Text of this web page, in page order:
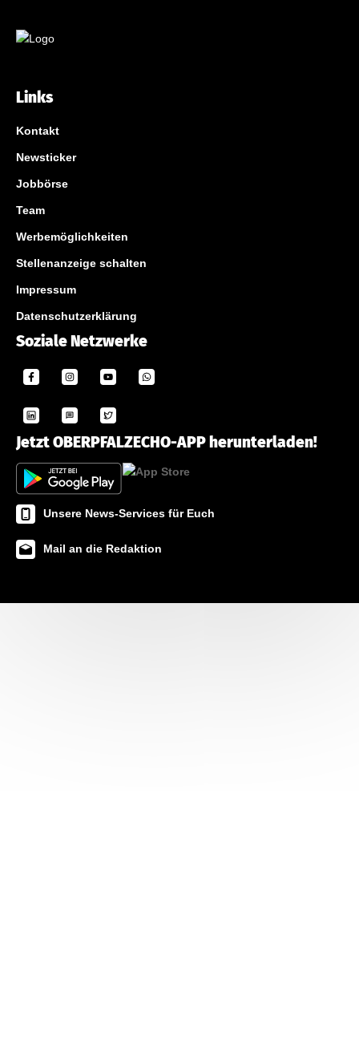
Links
Kontakt
Newsticker
Jobbörse
Team
Werbemöglichkeiten
Stellenanzeige schalten
Impressum
Datenschutzerklärung
Soziale Netzwerke
Jetzt OBERPFALZECHO-APP herunterladen!
Unsere News-Services für Euch
Mail an die Redaktion